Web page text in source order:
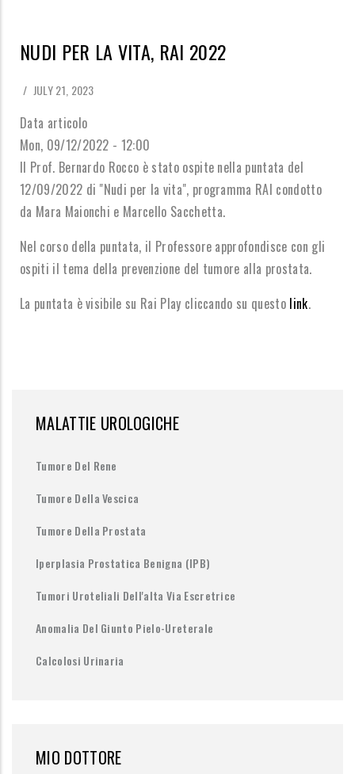
NUDI PER LA VITA, RAI 2022
/ JULY 21, 2023
Data articolo
Mon, 09/12/2022 - 12:00
Il Prof. Bernardo Rocco è stato ospite nella puntata del
12/09/2022 di "Nudi per la vita", programma RAI condotto
da Mara Maionchi e Marcello Sacchetta.
Nel corso della puntata, il Professore approfondisce con gli
ospiti il tema della prevenzione del tumore alla prostata.
La puntata è visibile su Rai Play cliccando su questo link.
MALATTIE UROLOGICHE
Tumore Del Rene
Tumore Della Vescica
Tumore Della Prostata
Iperplasia Prostatica Benigna (IPB)
Tumori Uroteliali Dell'alta Via Escretrice
Anomalia Del Giunto Pielo-Ureterale
Calcolosi Urinaria
MIO DOTTORE